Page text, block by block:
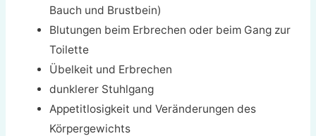
Bauch und Brustbein)
Blutungen beim Erbrechen oder beim Gang zur
Toilette
Übelkeit und Erbrechen
dunklerer Stuhlgang
Appetitlosigkeit und Veränderungen des
Körpergewichts